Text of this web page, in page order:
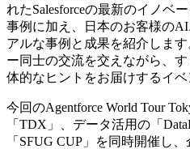
れたSalesforceの最新のイノベ
事例に加え、日本のお客様の
アルな事例と成果を紹介しま
ー同士の交流を交えながら、
体的なヒントをお届けするイベ
今回のAgentforce World Tour
「TDX」、データ活用の「
「SFUG CUP」を同時開催し